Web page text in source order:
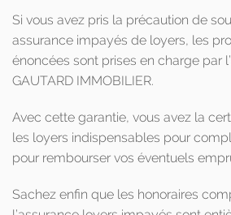
Si vous avez pris la précaution de
assurance impayés de loyers, les
énoncées sont prises en charge par
GAUTARD IMMOBILIER.
Avec cette garantie, vous avez la
les loyers indispensables pour
pour rembourser vos éventuels
Sachez enfin que les honoraires